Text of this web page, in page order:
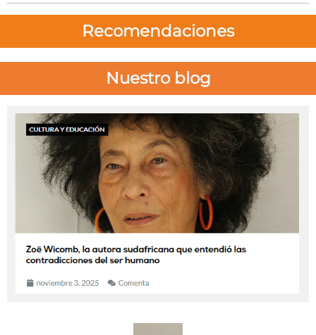
Recomendaciones
Nuestro blog